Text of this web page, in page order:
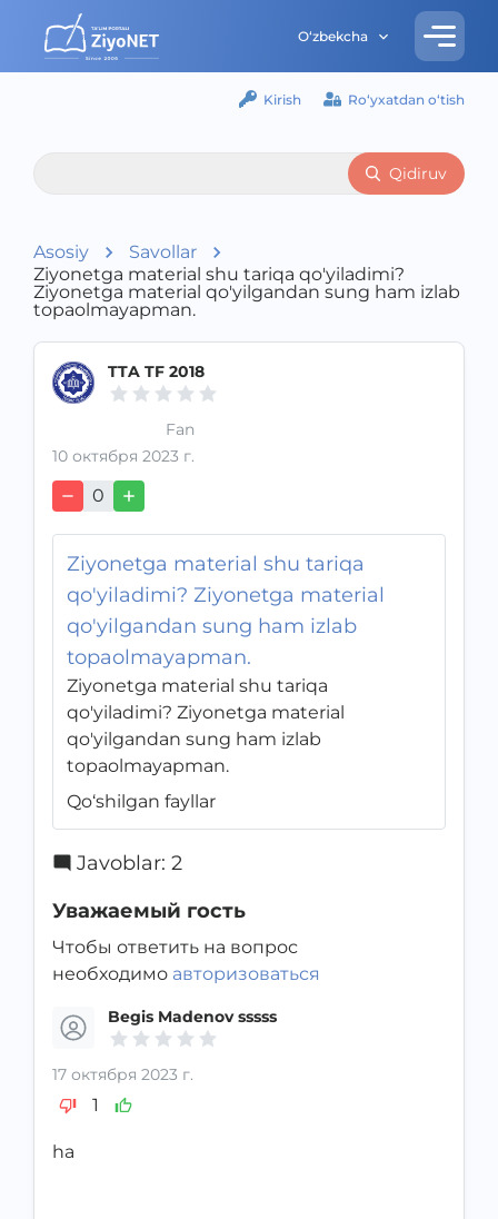
O‘zbekcha
Kirish Ro‘yxatdan o‘tish
Qidiruv
Asosiy
Savollar
Ziyonetga material shu tariqa qo'yiladimi?
Ziyonetga material qo'yilgandan sung ham izlab
topaolmayapman.
TTA TF 2018
Fan
10 октября 2023 г.
0
Ziyonetga material shu tariqa
qo'yiladimi? Ziyonetga material
qo'yilgandan sung ham izlab
topaolmayapman.
Ziyonetga material shu tariqa
qo'yiladimi? Ziyonetga material
qo'yilgandan sung ham izlab
topaolmayapman.
Qo‘shilgan fayllar
Javoblar: 2
Уважаемый гость
Чтобы ответить на вопрос
необходимо авторизоваться
Begis Madenov sssss
17 октября 2023 г.
1
ha